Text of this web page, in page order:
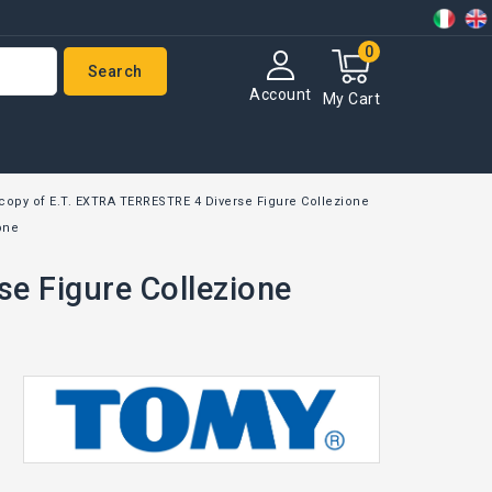
My Cart
0
Account
Search
copy of E.T. EXTRA TERRESTRE 4 Diverse Figure Collezione
Figure Collezione